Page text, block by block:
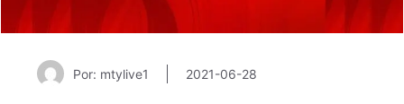
Por: mtylive1 2021-06-28